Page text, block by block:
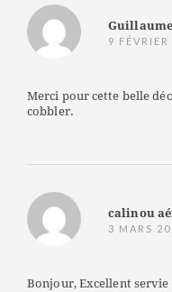
Guillaume
9
Merci pour cette belle
cobbler.
calinou
3 MARS
Bonjour, Excellent servie